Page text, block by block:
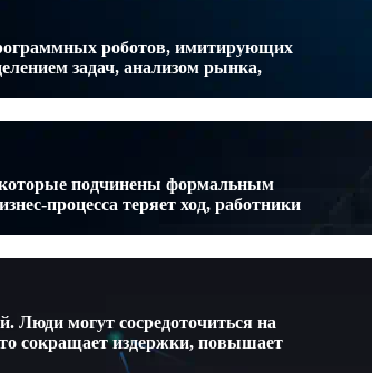
роботов, имитирующих
задач, анализом рынка,
которые подчинены формальным
процесса теряет ход, работники
Люди могут сосредоточиться на
сокращает издержки, повышает